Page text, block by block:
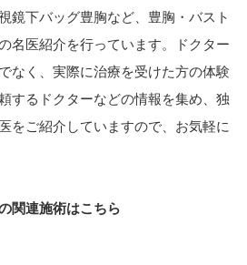
鏡下バッグ豊胸など、豊胸・バスト
名医紹介を行っています。ドクター
なく、実際に治療を受けた方の体験
するドクターなどの情報を集め、独
をご紹介していますので、お気軽に
関連施術はこちら